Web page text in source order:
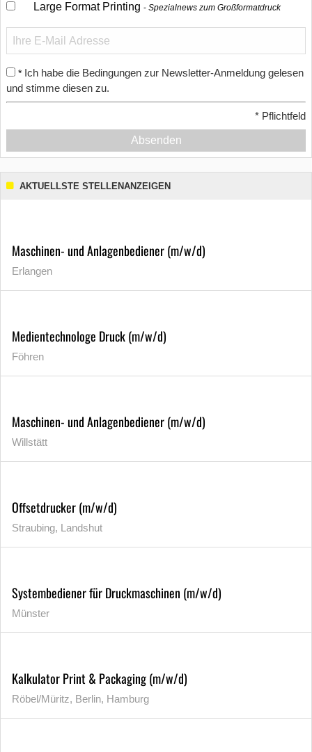
Large Format Printing Spezialnews zum Großformatdruck
* Ich habe die Bedingungen zur Newsletter-Anmeldung gelesen
und stimme diesen zu.
* Pflichtfeld
Absenden
AKTUELLSTE STELLENANZEIGEN
Maschinen- und Anlagenbediener (m/w/d)
Erlangen
Medientechnologe Druck (m/w/d)
Föhren
Maschinen- und Anlagenbediener (m/w/d)
Willstätt
Offsetdrucker (m/w/d)
Straubing, Landshut
Systembediener für Druckmaschinen (m/w/d)
Münster
Kalkulator Print & Packaging (m/w/d)
Röbel/Müritz, Berlin, Hamburg